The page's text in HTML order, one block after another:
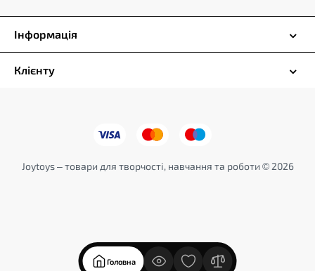
Головна
Інформація
Клієнту
Joytoys – товари для творчості, навчання та роботи © 2026